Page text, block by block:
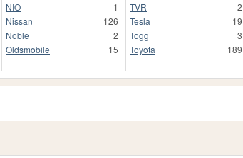
NIO
1
Nissan
126
Noble
2
Oldsmobile
15
TVR
2
Tesla
19
Togg
3
Toyota
189